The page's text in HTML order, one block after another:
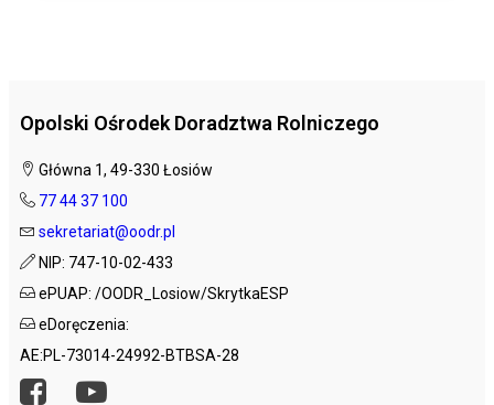
Opolski Ośrodek Doradztwa Rolniczego
Główna 1, 49-330 Łosiów
77 44 37 100
sekretariat@oodr.pl
NIP: 747-10-02-433
ePUAP: /OODR_Losiow/SkrytkaESP
eDoręczenia:
AE:PL-73014-24992-BTBSA-28